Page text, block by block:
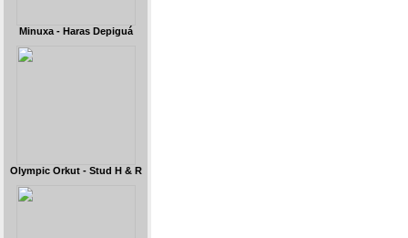
Minuxa - Haras Depiguá
Olympic Orkut - Stud H & R